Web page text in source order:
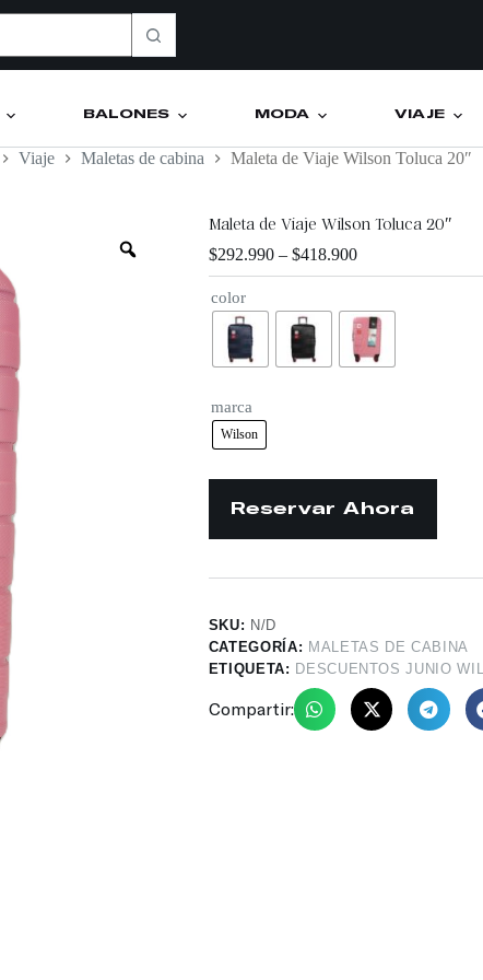
BALONES MODA VIAJE
Viaje Maletas de cabina Maleta de Viaje Wilson Toluca 20″
Maleta de Viaje Wilson Toluca 20″
$292.990 – $418.900
color
marca
Wilson
SKU: N/D
CATEGORÍA: MALETAS DE CABINA
ETIQUETA: DESCUENTOS JUNIO
Compartir: